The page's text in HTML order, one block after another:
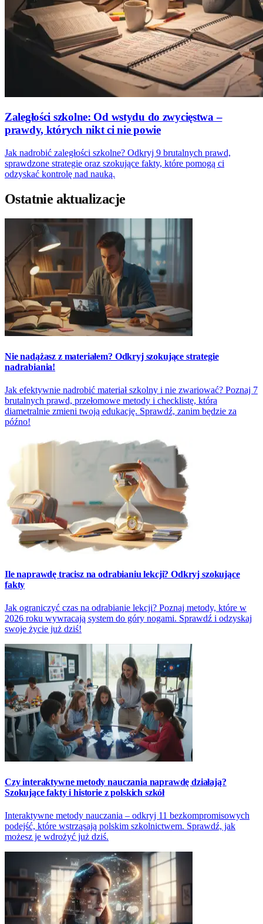
Zaległości szkolne: Od wstydu do zwycięstwa –
prawdy, których nikt ci nie powie
Jak nadrobić zaległości szkolne? Odkryj 9 brutalnych prawd,
sprawdzone strategie oraz szokujące fakty, które pomogą ci
odzyskać kontrolę nad nauką.
Ostatnie aktualizacje
Nie nadążasz z materiałem? Odkryj szokujące strategie
nadrabiania!
Jak efektywnie nadrobić materiał szkolny i nie zwariować? Poznaj 7
brutalnych prawd, przełomowe metody i checklistę, która
diametralnie zmieni twoją edukację. Sprawdź, zanim będzie za
późno!
Ile naprawdę tracisz na odrabianiu lekcji? Odkryj szokujące
fakty
Jak ograniczyć czas na odrabianie lekcji? Poznaj metody, które w
2026 roku wywracają system do góry nogami. Sprawdź i odzyskaj
swoje życie już dziś!
Czy interaktywne metody nauczania naprawdę działają?
Szokujące fakty i historie z polskich szkół
Interaktywne metody nauczania – odkryj 11 bezkompromisowych
podejść, które wstrząsają polskim szkolnictwem. Sprawdź, jak
możesz je wdrożyć już dziś.